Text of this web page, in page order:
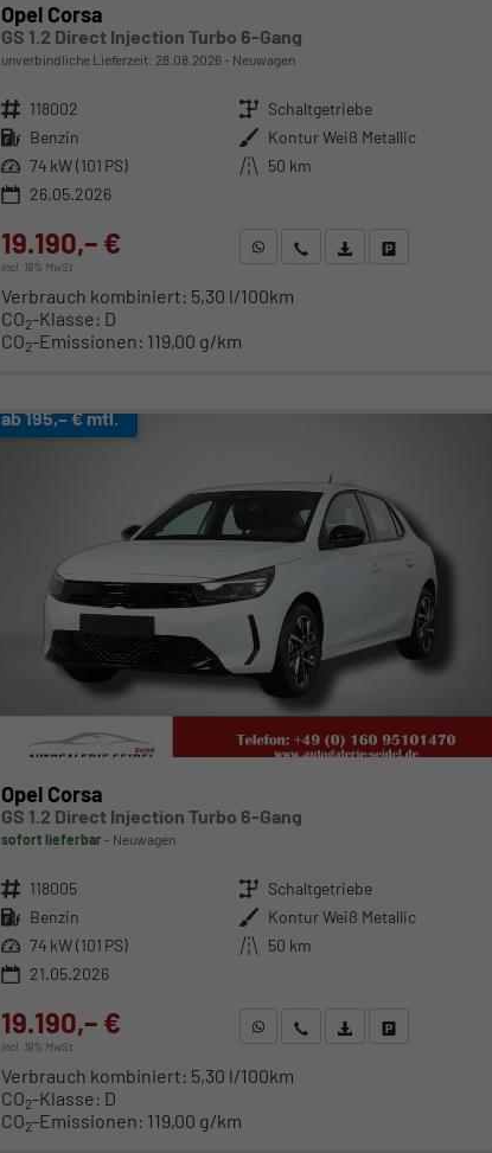
Opel Corsa
GS 1.2 Direct Injection Turbo 6-Gang
unverbindliche Lieferzeit: 28.08.2026 Neuwagen
Fahrzeugnr. 118002 Getriebe Schaltgetriebe
Kraftstoff Benzin Außenfarbe Kontur Weiß Metallic
Leistung 74 kW (101 PS) Kilometerstand 50 km
26.05.2026
19.190,– €
incl. 19% MwSt.
WhatsApp anfragen
Wir rufen Sie anFahrzeugexposé (PDF)
Verbrauch kombiniert: 5,30 l/100km
CO2-Klasse: D
CO2-Emissionen: 119,00 g/km
ab 195,– € mtl.
Opel Corsa
GS 1.2 Direct Injection Turbo 6-Gang
sofort lieferbar Neuwagen
Fahrzeugnr. 118005 Getriebe Schaltgetriebe
Kraftstoff Benzin Außenfarbe Kontur Weiß Metallic
Leistung 74 kW (101 PS) Kilometerstand 50 km
21.05.2026
19.190,– €
incl. 19% MwSt.
WhatsApp anfragen
Wir rufen Sie anFahrzeugexposé (PDF)
Verbrauch kombiniert: 5,30 l/100km
CO2-Klasse: D
CO2-Emissionen: 119,00 g/km